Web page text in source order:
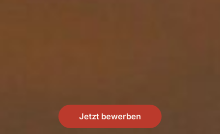
Jetzt bewerben